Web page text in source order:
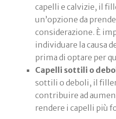
capelli e calvizie, il
un’opzione da
considerazione. È
individuare la causa
prima di optare per
Capelli sottili o
sottili o deboli, il
contribuire ad
rendere i capelli più